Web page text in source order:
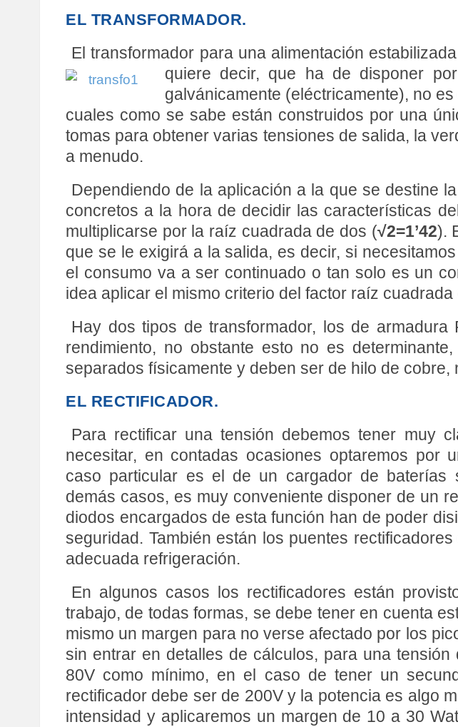
EL TRANSFORMADOR.
El transformador para una alimentación
quiere decir, que ha de disponer
galvánicamente (eléctricamente), no
cuales como se sabe están construidos por una
tomas para obtener varias tensiones de salida, la
a menudo.
Dependiendo de la aplicación a la que se destine
concretos a la hora de decidir las características
multiplicarse por la raíz cuadrada de dos (√2=1’42).
que se le exigirá a la salida, es decir, si
el consumo va a ser continuado o tan solo es un
idea aplicar el mismo criterio del factor raíz
Hay dos tipos de transformador, los de
rendimiento, no obstante esto no es
separados físicamente y deben ser de hilo de
EL RECTIFICADOR.
Para rectificar una tensión debemos tener muy
necesitar, en contadas ocasiones optaremos por
caso particular es el de un cargador de baterías
demás casos, es muy conveniente disponer de un
diodos encargados de esta función han de poder
seguridad. También están los puentes
adecuada refrigeración.
En algunos casos los rectificadores están
trabajo, de todas formas, se debe tener en cuenta
mismo un margen para no verse afectado por los
sin entrar en detalles de cálculos, para una
80V como mínimo, en el caso de tener un
rectificador debe ser de 200V y la potencia es algo
intensidad y aplicaremos un margen de 10 a 30